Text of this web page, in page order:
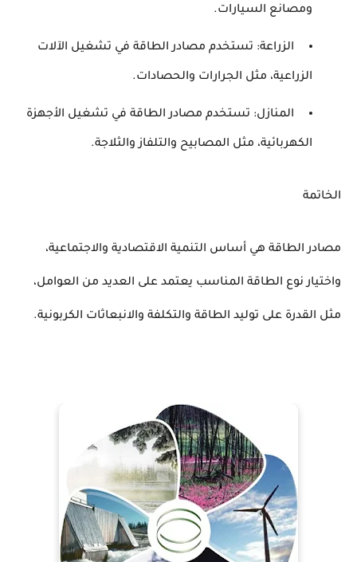
ومصانع السيارات.
الزراعة: تستخدم مصادر الطاقة في تشغيل الآلات
الزراعية، مثل الجرارات والحصادات.
المنازل: تستخدم مصادر الطاقة في تشغيل الأجهزة
الكهربائية، مثل المصابيح والتلفاز والثلاجة.
الخاتمة
مصادر الطاقة هي أساس التنمية الاقتصادية والاجتماعية،
واختيار نوع الطاقة المناسب يعتمد على العديد من العوامل،
مثل القدرة على توليد الطاقة والتكلفة والانبعاثات الكربونية.